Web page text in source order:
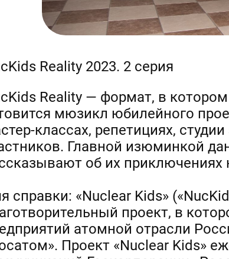
Reality 2023. 2 серия
Reality — формат, в котором
мюзикл юбилейного
классах, репетициях,
Главной изюминкой
об их приключениях
справки: «Nuclear Kids»
проект, в
атомной отрасли
Проект «Nuclear Kids»